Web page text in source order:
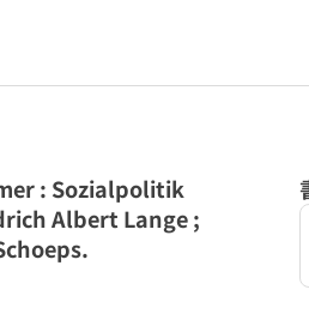
: Sozialpolitik
Albert Lange ;